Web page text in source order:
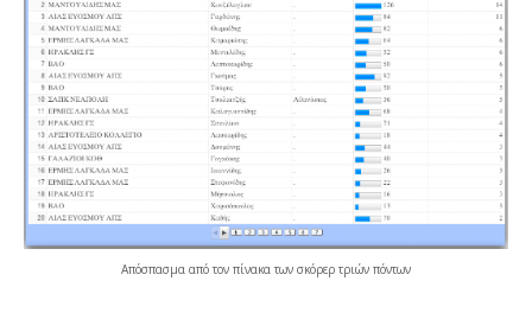
Απόσπασμα από τον πίνακα των σκόρερ τριών πόντων